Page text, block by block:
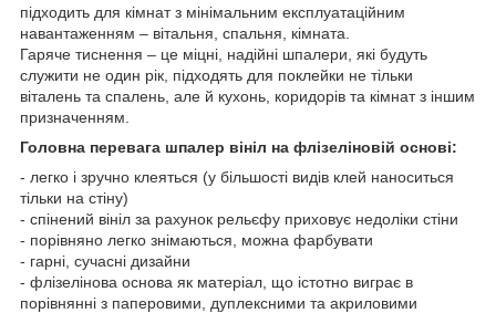
підходить для кімнат з мінімальним експлуатаційним
навантаженням – вітальня, спальня, кімната.
Гаряче тиснення – це міцні, надійні шпалери, які будуть
служити не один рік, підходять для поклейки не тільки
віталень та спалень, але й кухонь, коридорів та кімнат з іншим
призначенням.
Головна перевага шпалер вініл на флізеліновій основі:
- легко і зручно клеяться (у більшості видів клей наноситься
тільки на стіну)
- спінений вініл за рахунок рельєфу приховує недоліки стіни
- порівняно легко знімаються, можна фарбувати
- гарні, сучасні дизайни
- флізелінова основа як матеріал, що істотно виграє в
порівнянні з паперовими, дуплексними та акриловими